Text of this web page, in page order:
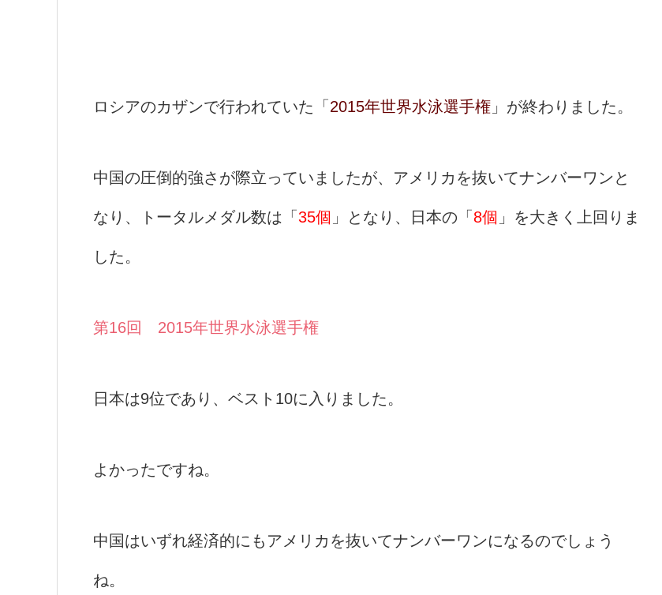
ロシアのカザンで行われていた「 2015年世界水泳選手権 」が終わりました。
中国の圧倒的強さが際立っていましたが、アメリカを抜いてナンバーワンと
なり、トータルメダル数は「 35個 」となり、日本の「 8個 」を大きく上回りま
した。
第16回 2015年世界水泳選手権
日本は9位であり、ベスト10に入りました。
よかったですね。
中国はいずれ経済的にもアメリカを抜いてナンバーワンになるのでしょう
ね。